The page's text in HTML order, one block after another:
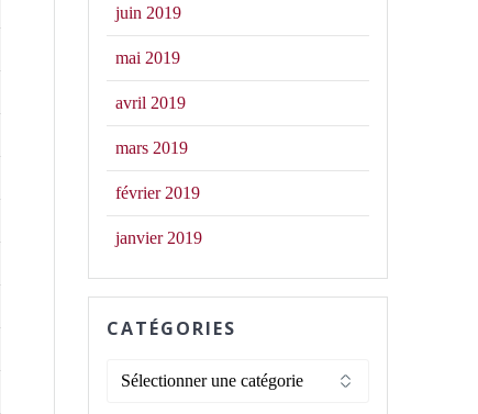
juin 2019
mai 2019
avril 2019
mars 2019
février 2019
janvier 2019
CATÉGORIES
Catégories